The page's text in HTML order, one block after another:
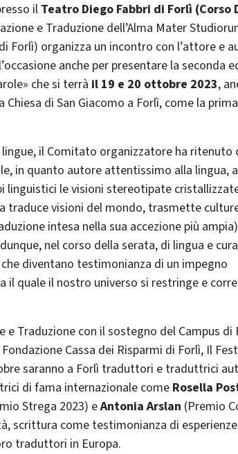
il Teatro Diego Fabbri di Forlì (Corso
e Traduzione dell’Alma Mater
Forlì) organizza un incontro con l’attore e
anche per presentare la seconda
che si terrà il 19 e 20 ottobre 2023,
di San Giacomo a Forlì, come la prima
il Comitato organizzatore ha ritenuto
in quanto autore attentissimo alla lingua, a
linguistici le visioni stereotipate
traduce visioni del mondo, trasmette
intesa nella sua accezione più
nel corso della serata, di lingua e
diventano testimonianza di un impegno
il quale il nostro universo si restringe e
Traduzione con il sostegno del Campus di
Cassa dei Risparmi di Forlì, Il
saranno a Forlì traduttori e traduttrici
di fama internazionale comeRosella
Strega 2023) eAntonia Arslan (Premio
scrittura come testimonianza di esperienze
traduttori in Europa.